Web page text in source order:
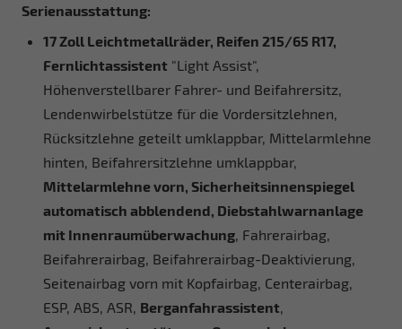
Serienausstattung:
17 Zoll Leichtmetallräder, Reifen 215/65 R17,
Fernlichtassistent "Light Assist",
Höhenverstellbarer Fahrer- und Beifahrersitz,
Lendenwirbelstütze für die Vordersitzlehnen,
Rücksitzlehne geteilt umklappbar, Mittelarmlehne
hinten, Beifahrersitzlehne umklappbar,
Mittelarmlehne vorn, Sicherheitsinnenspiegel
automatisch abblendend, Diebstahlwarnanlage
mit Innenraumüberwachung , Fahrerairbag,
Beifahrerairbag, Beifahrerairbag-Deaktivierung,
Seitenairbag vorn mit Kopfairbag, Centerairbag,
ESP, ABS, ASR, Berganfahrassistent